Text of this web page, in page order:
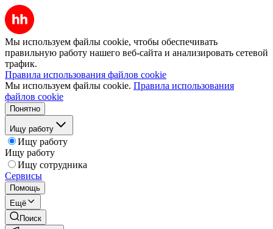
Мы используем файлы cookie, чтобы обеспечивать
правильную работу нашего веб-сайта и анализировать сетевой
трафик.
Правила использования файлов cookie
Мы используем файлы cookie. Правила использования
файлов cookie
Понятно
Ищу работу
Ищу работу
Ищу работу
Ищу сотрудника
Сервисы
Помощь
Ещё
Поиск